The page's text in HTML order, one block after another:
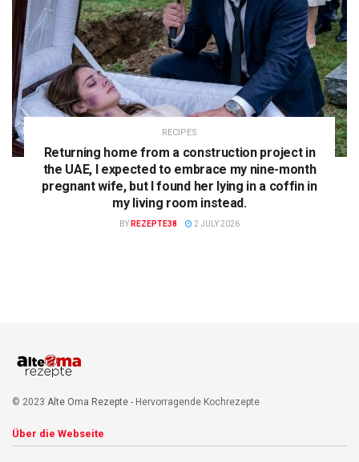
RECIPES
Returning home from a construction project in
the UAE, I expected to embrace my nine-month
pregnant wife, but I found her lying in a coffin in
my living room instead.
BY REZEPTE38 2 JULY 2026
© 2023 Alte Oma Rezepte - Hervorragende Kochrezepte
Über die Webseite